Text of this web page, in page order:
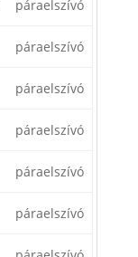
páraelszívó
páraelszívó
páraelszívó
páraelszívó
páraelszívó
páraelszívó